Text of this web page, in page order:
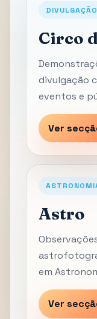
DIVULGAÇÃO
Circo
divulgação
eventos e
Ver
Astro
em
Ver